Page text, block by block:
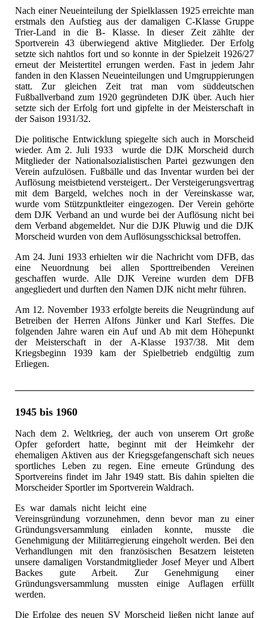
Nach einer Neueinteilung der Spielklassen 1925 erreichte man
erstmals den Aufstieg aus der damaligen C-Klasse Gruppe
Trier-Land in die B- Klasse. In dieser Zeit zählte der
Sportverein 43 überwiegend aktive Mitglieder. Der Erfolg
setzte sich nahtlos fort und so konnte in der Spielzeit 1926/27
erneut der Meistertitel errungen werden. Fast in jedem Jahr
fanden in den Klassen Neueinteilungen und Umgruppierungen
statt. Zur gleichen Zeit trat man vom süddeutschen
Fußballverband zum 1920 gegründeten DJK über. Auch hier
setzte sich der Erfolg fort und gipfelte in der Meisterschaft in
der Saison 1931/32.
Die politische Entwicklung spiegelte sich auch in Morscheid
wieder. Am 2. Juli 1933 wurde die DJK Morscheid durch
Mitglieder der Nationalsozialistischen Partei gezwungen den
Verein aufzulösen. Fußbälle und das Inventar wurden bei der
Auflösung meistbietend versteigert.. Der Versteigerungsvertrag
mit dem Bargeld, welches noch in der Vereinskasse war,
wurde vom Stützpunktleiter eingezogen. Der Verein gehörte
dem DJK Verband an und wurde bei der Auflösung nicht bei
dem Verband abgemeldet. Nur die DJK Pluwig und die DJK
Morscheid wurden von dem Auflösungsschicksal betroffen.
Am 24. Juni 1933 erhielten wir die Nachricht vom DFB, das
eine Neuordnung bei allen Sporttreibenden Vereinen
geschaffen wurde. Alle DJK Vereine wurden dem DFB
angegliedert und durften den Namen DJK nicht mehr führen.
Am 12. November 1933 erfolgte bereits die Neugründung auf
Betreiben der Herren Alfons Jünker und Karl Steffes. Die
folgenden Jahre waren ein Auf und Ab mit dem Höhepunkt
der Meisterschaft in der A-Klasse 1937/38. Mit dem
Kriegsbeginn 1939 kam der Spielbetrieb endgültig zum
Erliegen.
1945 bis 1960
Nach dem 2. Weltkrieg, der auch von unserem Ort große
Opfer gefordert hatte, beginnt mit der Heimkehr der
ehemaligen Aktiven aus der Kriegsgefangenschaft sich neues
sportliches Leben zu regen. Eine erneute Gründung des
Sportvereins findet im Jahr 1949 statt. Bis dahin spielten die
Morscheider Sportler im Sportverein Waldrach.
Es war damals nicht leicht eine
Vereinsgründung vorzunehmen, denn bevor man zu einer
Gründungsversammlung einladen konnte, musste die
Genehmigung der Militärregierung eingeholt werden. Bei den
Verhandlungen mit den französischen Besatzern leisteten
unsere damaligen Vorstandmitglieder Josef Meyer und Albert
Backes gute Arbeit. Zur Genehmigung einer
Gründungsversammlung mussten einige Auflagen erfüllt
werden.
Die Erfolge des neuen SV Morscheid ließen nicht lange auf